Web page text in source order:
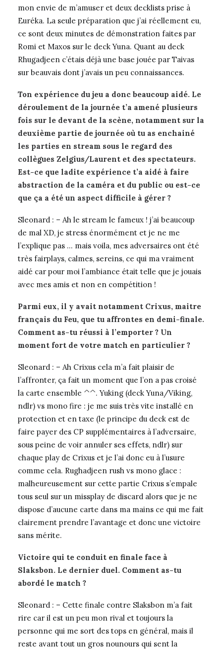
mon envie de m’amuser et deux decklists prise à
Euréka. La seule préparation que j’ai réellement eu,
ce sont deux minutes de démonstration faites par
Romi et Maxos sur le deck Yuna. Quant au deck
Rhugadjeen c’étais déjà une base jouée par Taivas
sur beauvais dont j’avais un peu connaissances.
Ton expérience du jeu a donc beaucoup aidé. Le
déroulement de la journée t’a amené plusieurs
fois sur le devant de la scène, notamment sur la
deuxième partie de journée où tu as enchainé
les parties en stream sous le regard des
collègues Zelgius/Laurent et des spectateurs.
Est-ce que ladite expérience t’a aidé à faire
abstraction de la caméra et du public ou est-ce
que ça a été un aspect difficile à gérer ?
Sleonard : – Ah le stream le fameux ! j’ai beaucoup
de mal XD, je stress énormément et je ne me
l’explique pas … mais voila, mes adversaires ont été
très fairplays, calmes, sereins, ce qui ma vraiment
aidé car pour moi l’ambiance était telle que je jouais
avec mes amis et non en compétition !
Parmi eux, il y avait notamment Crixus, maitre
français du Feu, que tu affrontes en demi-finale.
Comment as-tu réussi à l’emporter ? Un
moment fort de votre match en particulier ?
Sleonard : – Ah Crixus cela m’a fait plaisir de
l’affronter, ça fait un moment que l’on a pas croisé
la carte ensemble ^^. Yuking (deck Yuna/Viking,
ndlr) vs mono fire : je me suis très vite installé en
protection et en taxe (le principe du deck est de
faire payer des CP supplémentaires à l’adversaire,
sous peine de voir annuler ses effets, ndlr) sur
chaque play de Crixus et je l’ai donc eu à l’usure
comme cela. Rughadjeen rush vs mono glace :
malheureusement sur cette partie Crixus s’empale
tous seul sur un missplay de discard alors que je ne
dispose d’aucune carte dans ma mains ce qui me fait
clairement prendre l’avantage et donc une victoire
sans mérite.
Victoire qui te conduit en finale face à
Slaksbon. Le dernier duel. Comment as-tu
abordé le match ?
Sleonard : – Cette finale contre Slaksbon m’a fait
rire car il est un peu mon rival et toujours la
personne qui me sort des tops en général, mais il
reste avant tout un gros nounours qui sent la